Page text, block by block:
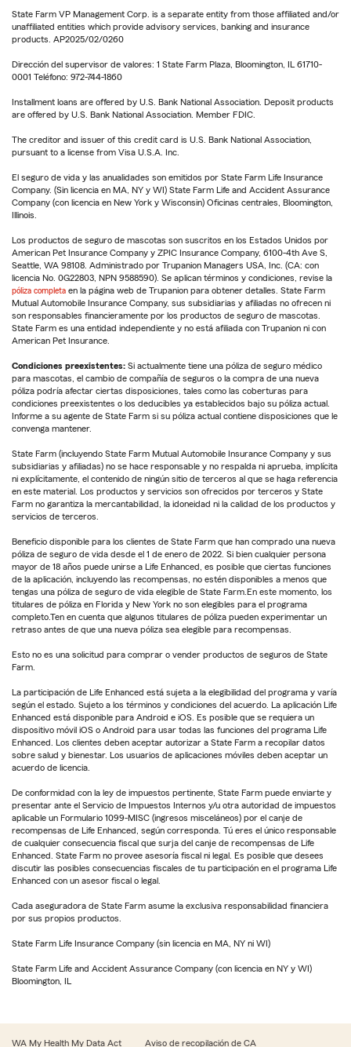
State Farm VP Management Corp. is a separate entity from those affiliated and/or
unaffiliated entities which provide advisory services, banking and insurance
products. AP2025/02/0260
Dirección del supervisor de valores: 1 State Farm Plaza, Bloomington, IL 61710-
0001 Teléfono: 972-744-1860
Installment loans are offered by U.S. Bank National Association. Deposit products
are offered by U.S. Bank National Association. Member FDIC.
The creditor and issuer of this credit card is U.S. Bank National Association,
pursuant to a license from Visa U.S.A. Inc.
El seguro de vida y las anualidades son emitidos por State Farm Life Insurance
Company. (Sin licencia en MA, NY y WI) State Farm Life and Accident Assurance
Company (con licencia en New York y Wisconsin) Oficinas centrales, Bloomington,
Illinois.
Los productos de seguro de mascotas son suscritos en los Estados Unidos por
American Pet Insurance Company y ZPIC Insurance Company, 6100-4th Ave S,
Seattle, WA 98108. Administrado por Trupanion Managers USA, Inc. (CA: con
licencia No. 0G22803, NPN 9588590). Se aplican términos y condiciones, revise la
póliza completa en la página web de Trupanion para obtener detalles. State Farm
Mutual Automobile Insurance Company, sus subsidiarias y afiliadas no ofrecen ni
son responsables financieramente por los productos de seguro de mascotas.
State Farm es una entidad independiente y no está afiliada con Trupanion ni con
American Pet Insurance.
Condiciones preexistentes: Si actualmente tiene una póliza de seguro médico
para mascotas, el cambio de compañía de seguros o la compra de una nueva
póliza podría afectar ciertas disposiciones, tales como las coberturas para
condiciones preexistentes o los deducibles ya establecidos bajo su póliza actual.
Informe a su agente de State Farm si su póliza actual contiene disposiciones que le
convenga mantener.
State Farm (incluyendo State Farm Mutual Automobile Insurance Company y sus
subsidiarias y afiliadas) no se hace responsable y no respalda ni aprueba, implícita
ni explícitamente, el contenido de ningún sitio de terceros al que se haga referencia
en este material. Los productos y servicios son ofrecidos por terceros y State
Farm no garantiza la mercantabilidad, la idoneidad ni la calidad de los productos y
servicios de terceros.
Beneficio disponible para los clientes de State Farm que han comprado una nueva
póliza de seguro de vida desde el 1 de enero de 2022. Si bien cualquier persona
mayor de 18 años puede unirse a Life Enhanced, es posible que ciertas funciones
de la aplicación, incluyendo las recompensas, no estén disponibles a menos que
tengas una póliza de seguro de vida elegible de State Farm.En este momento, los
titulares de póliza en Florida y New York no son elegibles para el programa
completo.Ten en cuenta que algunos titulares de póliza pueden experimentar un
retraso antes de que una nueva póliza sea elegible para recompensas.
Esto no es una solicitud para comprar o vender productos de seguros de State
Farm.
La participación de Life Enhanced está sujeta a la elegibilidad del programa y varía
según el estado. Sujeto a los términos y condiciones del acuerdo. La aplicación Life
Enhanced está disponible para Android e iOS. Es posible que se requiera un
dispositivo móvil iOS o Android para usar todas las funciones del programa Life
Enhanced. Los clientes deben aceptar autorizar a State Farm a recopilar datos
sobre salud y bienestar. Los usuarios de aplicaciones móviles deben aceptar un
acuerdo de licencia.
De conformidad con la ley de impuestos pertinente, State Farm puede enviarte y
presentar ante el Servicio de Impuestos Internos y/u otra autoridad de impuestos
aplicable un Formulario 1099-MISC (ingresos misceláneos) por el canje de
recompensas de Life Enhanced, según corresponda. Tú eres el único responsable
de cualquier consecuencia fiscal que surja del canje de recompensas de Life
Enhanced. State Farm no provee asesoría fiscal ni legal. Es posible que desees
discutir las posibles consecuencias fiscales de tu participación en el programa Life
Enhanced con un asesor fiscal o legal.
Cada aseguradora de State Farm asume la exclusiva responsabilidad financiera
por sus propios productos.
State Farm Life Insurance Company (sin licencia en MA, NY ni WI)
State Farm Life and Accident Assurance Company (con licencia en NY y WI)
Bloomington, IL
WA My Health My Data Act Aviso de recopilación de CA